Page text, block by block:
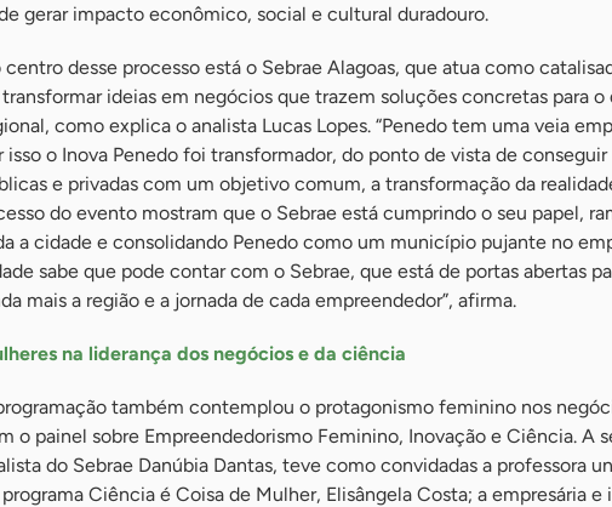
gerar impacto econômico, social e cultural duradouro.
centro desse processo está o Sebrae Alagoas, que atua como
ideias em negócios que trazem soluções concretas para
como explica o analista Lucas Lopes. “Penedo tem uma veia
isso o Inova Penedo foi transformador, do ponto de vista de
e privadas com um objetivo comum, a transformação da
do evento mostram que o Sebrae está cumprindo o seu papel,
a cidade e consolidando Penedo como um município pujante no
sabe que pode contar com o Sebrae, que está de portas abertas
mais a região e a jornada de cada empreendedor”, afirma.
na liderança dos negócios e da ciência
também contemplou o protagonismo feminino nos
o painel sobre Empreendedorismo Feminino, Inovação e Ciência. A
do Sebrae Danúbia Dantas, teve como convidadas a professora
Ciência é Coisa de Mulher, Elisângela Costa; a empresária